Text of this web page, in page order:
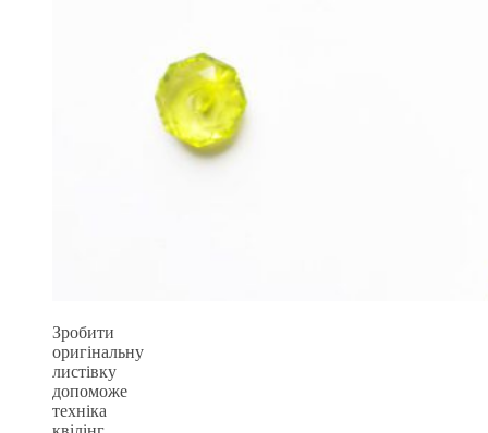
Зробити
оригінальну
листівку
допоможе
техніка